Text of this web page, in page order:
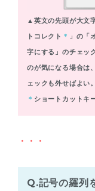
▲英文の先頭が大文
トコレクト ＊ 」の「
字にする」のチェッ
のが気になる場合は
ェックも外せばよい。
＊ ショートカット
・・・
Q.記号の羅列